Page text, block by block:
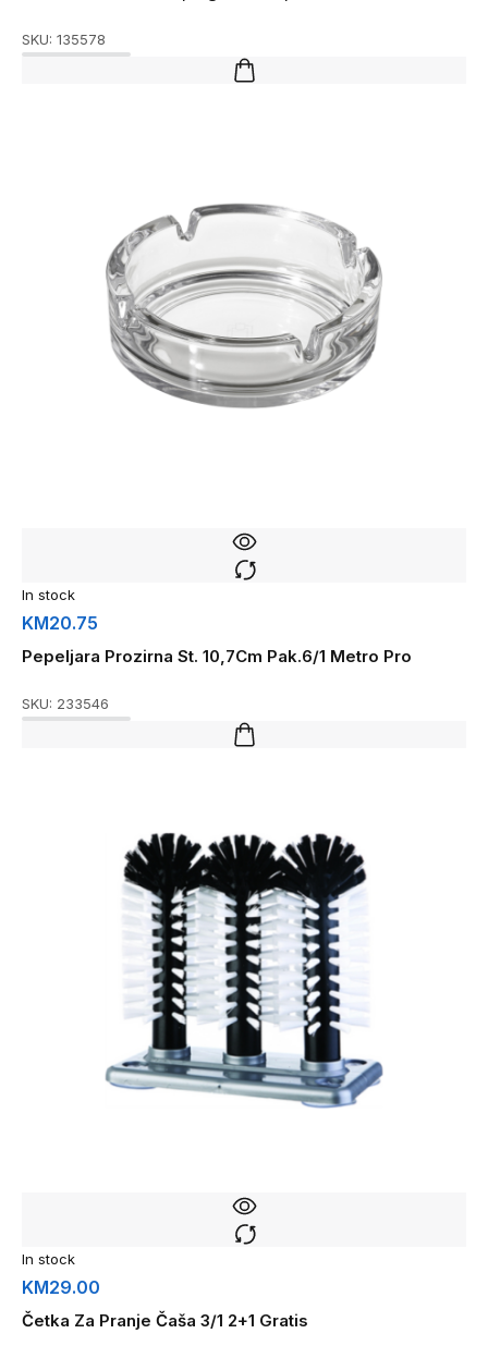
SKU: 135578
In stock
KM20.75
Pepeljara Prozirna St. 10,7Cm Pak.6/1 Metro Pro
SKU: 233546
In stock
KM29.00
Četka Za Pranje Čaša 3/1 2+1 Gratis